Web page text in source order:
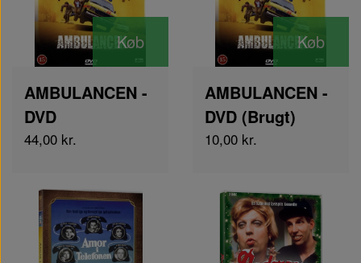
Køb
AMBULANCEN -
DVD
44,00 kr.
Køb
AMBULANCEN -
DVD (Brugt)
10,00 kr.